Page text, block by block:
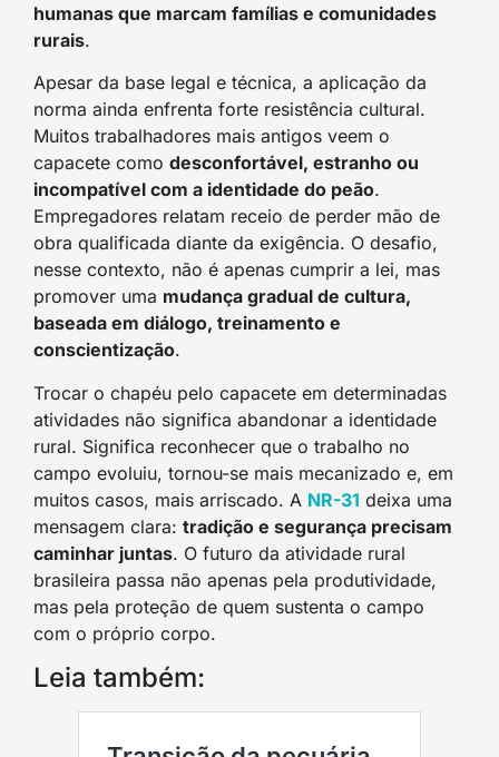
humanas que marcam famílias e comunidades
rurais.
Apesar da base legal e técnica, a aplicação da
norma ainda enfrenta forte resistência cultural.
Muitos trabalhadores mais antigos veem o
capacete como desconfortável, estranho ou
incompatível com a identidade do peão.
Empregadores relatam receio de perder mão de
obra qualificada diante da exigência. O desafio,
nesse contexto, não é apenas cumprir a lei, mas
promover uma mudança gradual de cultura,
baseada em diálogo, treinamento e
conscientização.
Trocar o chapéu pelo capacete em determinadas
atividades não significa abandonar a identidade
rural. Significa reconhecer que o trabalho no
campo evoluiu, tornou-se mais mecanizado e, em
muitos casos, mais arriscado. A NR-31 deixa uma
mensagem clara: tradição e segurança precisam
caminhar juntas. O futuro da atividade rural
brasileira passa não apenas pela produtividade,
mas pela proteção de quem sustenta o campo
com o próprio corpo.
Leia também: